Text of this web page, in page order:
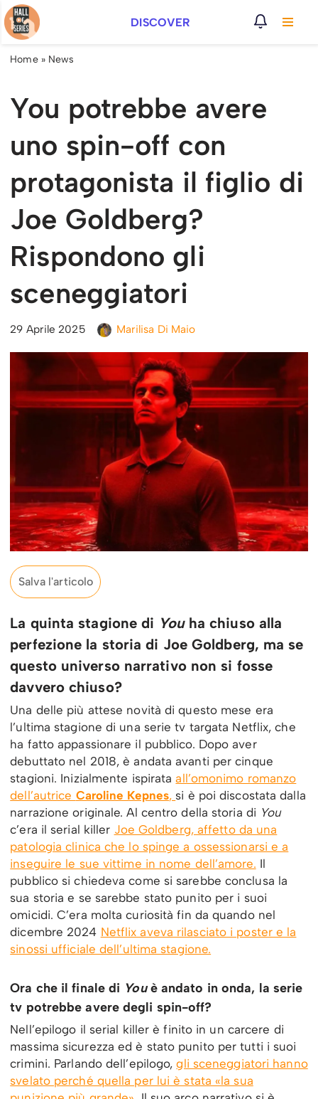
Vai
al
DISCOVER
Home» News
You potrebbe avere
uno spin-off con
protagonista il figlio di
Joe Goldberg?
Rispondono gli
sceneggiatori
29 Aprile 2025 Marilisa Di Maio
Salva l'articolo
La quinta stagione di Youha chiuso alla
perfezione la storia di Joe Goldberg, ma se
questo universo narrativo non si fosse
davvero chiuso?
Una delle più attese novità di questo mese era
l’ultima stagione di una serie tv targata Netflix, che
ha fatto appassionare il pubblico. Dopo aver
debuttato nel 2018, è andata avanti per cinque
stagioni. Inizialmente ispirataall’omonimo romanzo
dell’autrice Caroline Kepnes, si è poi discostata dalla
narrazione originale. Al centro della storia di You
c’era il serial killer Joe Goldberg, affetto da una
patologia clinica che lo spinge a ossessionarsi e a
inseguire le sue vittime in nome dell’amore. Il
pubblico si chiedeva come si sarebbe conclusa la
sua storia e se sarebbe stato punito per i suoi
omicidi. C’era molta curiosità fin da quando nel
dicembre 2024 Netflix aveva rilasciato i poster e la
sinossi ufficiale dell’ultima stagione.
Ora che il finale di Youè andato in onda, la serie
tv potrebbe avere degli spin-off?
Nell’epilogo il serial killer è finito in un carcere di
massima sicurezza ed è stato punito per tutti i suoi
crimini. Parlando dell’epilogo,gli sceneggiatori hanno
svelato perché quella per lui è stata «la sua